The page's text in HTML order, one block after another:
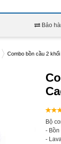
Bảo
Combo bồn cầu 2
Bộ
- Bồn
-